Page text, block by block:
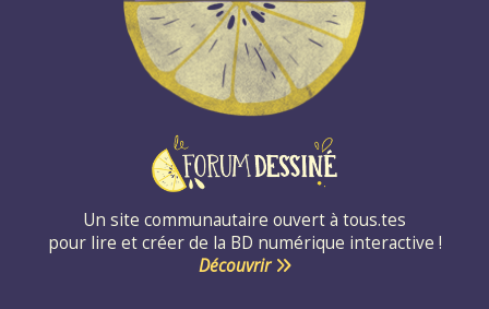
Un site communautaire ouvert à tous.tes
pour lire et créer de la BD numérique interactive !
Découvrir